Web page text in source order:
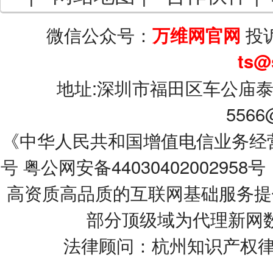
微信公众号：万维网官网 投
地址:深圳市福田区车公庙
《中华人民共和国增值电信业务
号 粤公网安备44030402002958号
高资质高品质的互联网基础服务
部分顶级域为代理新网
法律顾问：杭州知识产